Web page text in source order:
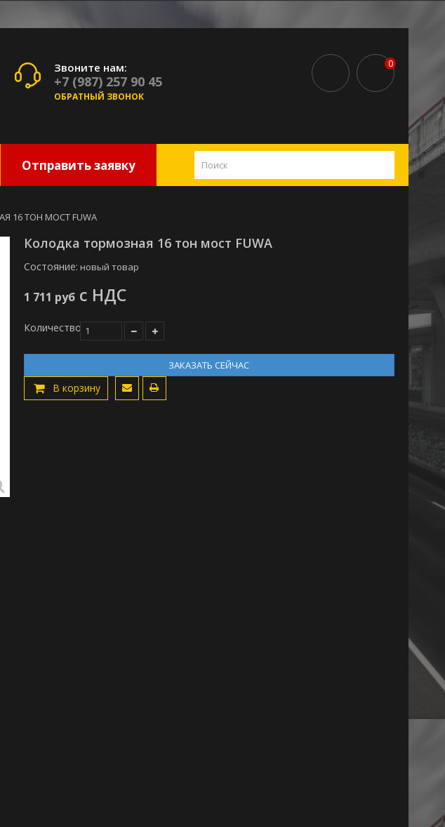
Звоните нам:
+7 (987) 257 90 45
ОБРАТНЫЙ ЗВОНОК
0
Отправить заявку
16 ТОН МОСТ FUWA
Колодка тормозная 16 тон мост FUWA
Состояние: новый товар
1 711 руб с НДС
Количество
ЗАКАЗАТЬ СЕЙЧАС
В корзину